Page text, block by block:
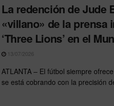
La redención de Jude
«villano» de la prensa
‘Three Lions’ en el
13/07/2026
ATLANTA – El fútbol siempre
se está cobrando con la precisión